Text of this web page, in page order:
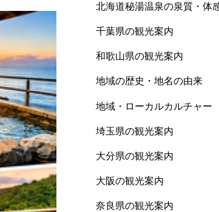
北海道秘湯温泉の泉質・体
千葉県の観光案内
和歌山県の観光案内
地域の歴史・地名の由来
地域・ローカルカルチャー
埼玉県の観光案内
大分県の観光案内
大阪の観光案内
奈良県の観光案内